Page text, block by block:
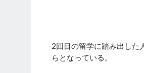
2回目の留学に踏み出した
らとなっている。